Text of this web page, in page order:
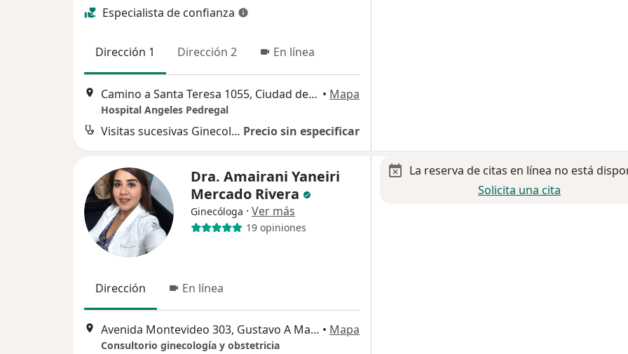
Especialista de confianza
Dirección 1 Dirección 2 En línea
Camino a Santa Teresa 1055, Ciudad de México • Mapa
Hospital Angeles Pedregal
Visitas sucesivas Ginecología y Obstetricia Precio sin especificar
Dra. Amairani Yaneiri
Mercado Rivera
Ginecóloga · Ver más
19 opiniones
Dirección En línea
Avenida Montevideo 303, Gustavo A Madero • Mapa
Consultorio ginecología y obstetricia
La reserva de citas en línea no está
Solicita una cita